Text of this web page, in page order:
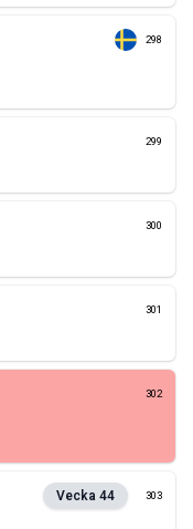
298
299
300
301
302
Vecka44 303